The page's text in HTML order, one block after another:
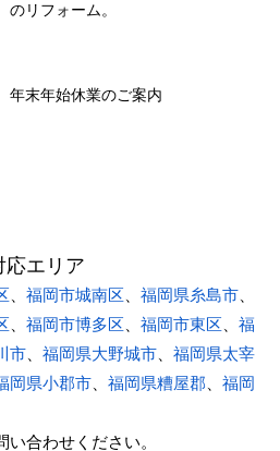
のリフォーム。
年末年始休業のご案内
応エリア
福岡市城南区 福岡県糸島市
福岡市博多区 福岡市東区
福
市 福岡県大野城市
福岡県太宰
岡県小郡市 福岡県糟屋郡
福岡
合わせください。